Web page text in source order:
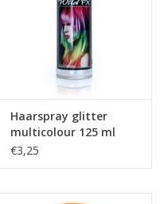
Haarspray glitter
multicolour 125 ml
€3,25